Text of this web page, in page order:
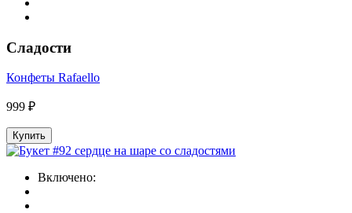
Сладости
Конфеты Rafaello
999 ₽
Купить
Включено: